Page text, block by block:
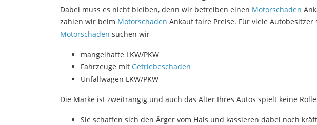
Dabei muss es nicht bleiben, denn wir betreiben einen Motorschaden
zahlen wir beim Motorschaden Ankauf faire Preise. Für viele
Motorschaden suchen wir
mangelhafte LKW/PKW
Fahrzeuge mit Getriebeschaden
Unfallwagen LKW/PKW
Die Marke ist zweitrangig und auch das Alter Ihres Autos spielt keine
Sie schaffen sich den Ärger vom Hals und kassieren dabei noch